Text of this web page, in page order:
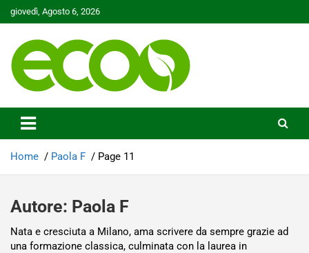
Skip
to
giovedì, Agosto 6, 2026
Ecoo.it
Home Paola F Page 11
Autore: Paola F
Nata e cresciuta a Milano, ama scrivere da sempre grazie ad
una formazione classica, culminata con la laurea in